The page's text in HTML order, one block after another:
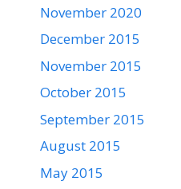
November 2020
December 2015
November 2015
October 2015
September 2015
August 2015
May 2015